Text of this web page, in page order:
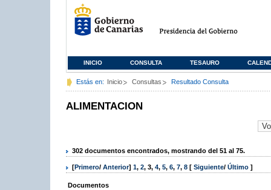
INICIO CONSULTA TESAURO
Estás en: Inicio Consultas Resultado Consulta
ALIMENTACION
302 documentos encontrados, mostrando del 51 al 75.
[Primero/ Anterior] 1, 2, 3, 4, 5, 6, 7, 8 [ Siguiente/ Último ]
Documentos